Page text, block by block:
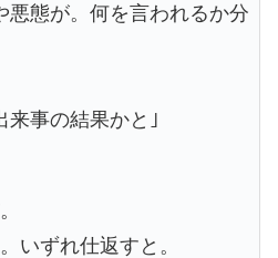
悪態が。何を言われるか分
来事の結果かと｣
いずれ仕返すと。